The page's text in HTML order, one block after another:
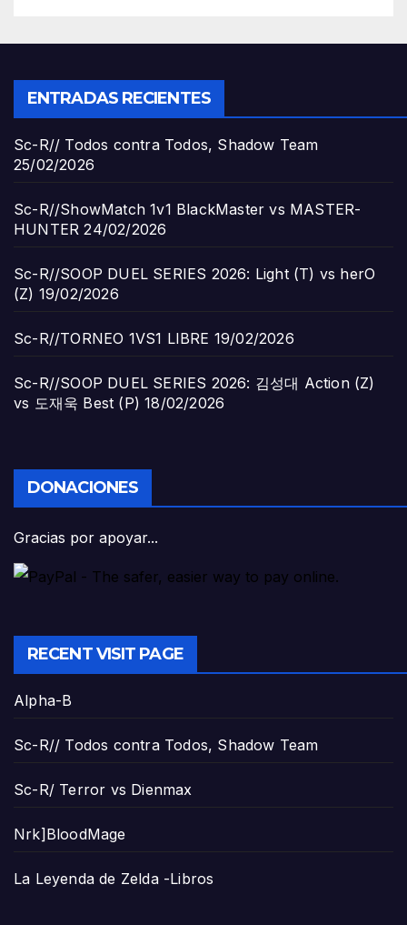
ENTRADAS RECIENTES
Sc-R// Todos contra Todos, Shadow Team
25/02/2026
Sc-R//ShowMatch 1v1 BlackMaster vs MASTER-
HUNTER 24/02/2026
Sc-R//SOOP DUEL SERIES 2026: Light (T) vs herO
(Z) 19/02/2026
Sc-R//TORNEO 1VS1 LIBRE 19/02/2026
Sc-R//SOOP DUEL SERIES 2026: 김성대 Action (Z)
vs 도재욱 Best (P) 18/02/2026
DONACIONES
Gracias por apoyar...
RECENT VISIT PAGE
Alpha-B
Sc-R// Todos contra Todos, Shadow Team
Sc-R/ Terror vs Dienmax
Nrk]BloodMage
La Leyenda de Zelda -Libros